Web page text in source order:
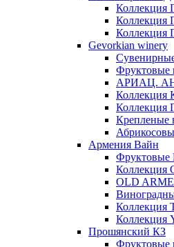
Коллекция
Коллекция
Коллекция
Gevorkian winery
Фруктовые
АРИАЦ.
Коллекция
Крепленые
Армения Вайн
Фруктовые
Коллекция
OLD
Коллекция
Коллекция
Прошянский КЗ
Фруктовые